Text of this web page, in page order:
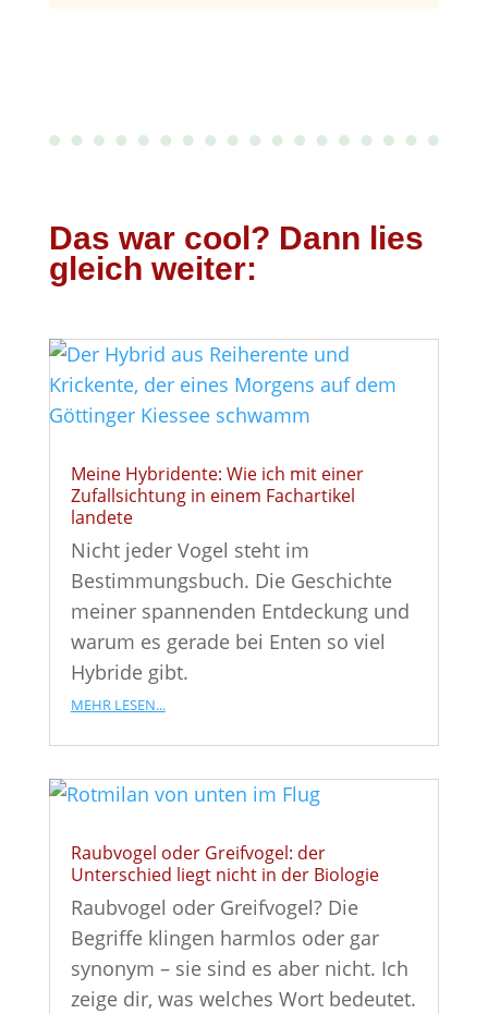
Das war cool? Dann lies
gleich weiter:
Meine Hybridente: Wie ich mit einer
Zufallsichtung in einem Fachartikel
landete
Nicht jeder Vogel steht im
Bestimmungsbuch. Die Geschichte
meiner spannenden Entdeckung und
warum es gerade bei Enten so viel
Hybride gibt.
mehr lesen...
Raubvogel oder Greifvogel: der
Unterschied liegt nicht in der Biologie
Raubvogel oder Greifvogel? Die
Begriffe klingen harmlos oder gar
synonym – sie sind es aber nicht. Ich
zeige dir, was welches Wort bedeutet.